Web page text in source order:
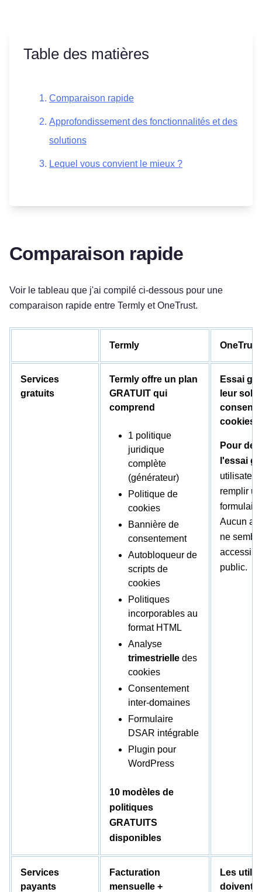
Table des matières
Comparaison rapide
Approfondissement des fonctionnalités et des
solutions
Lequel vous convient le mieux ?
Comparaison rapide
Voir le tableau que j'ai compilé ci-dessous pour une
comparaison rapide entre Termly et OneTrust.
Termly OneTrust
Services
gratuits
Termly offre un plan
GRATUIT qui
comprend
1 politique
juridique
complète
(générateur)
Politique de
cookies
Bannière de
consentement
Autobloqueur de
scripts de
cookies
Politiques
incorporables au
format HTML
Analyse
trimestrielle des
cookies
Consentement
inter-domaines
Formulaire
DSAR intégrable
Plugin pour
WordPress
10 modèles de
politiques
GRATUITS
disponibles
Essai
leur
cookies
Pour
l'essai
remplir un
Aucun
ne
public.
Services
payants
Facturation
mensuelle +
Les
doivent